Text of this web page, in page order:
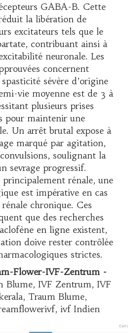
GABA-B. Cette
la libération de
excitateurs tels que le
contribuant ainsi à
neuronale. Les
concernent
sévère d’origine
vie moyenne est de 3 à
plusieurs prises
pour maintenir une
Un arrêt brutal expose à
marqué par agitation,
soulignant la
sevrage progressif.
rénale, une
est impérative en cas
rénale chronique. Ces
que des recherches
en ligneexistent,
doive rester contrôlée
strictes.
Flower-IVF-Zentrum -
Blume, IVF Zentrum, IVF
Traum Blume,
ivf Indien